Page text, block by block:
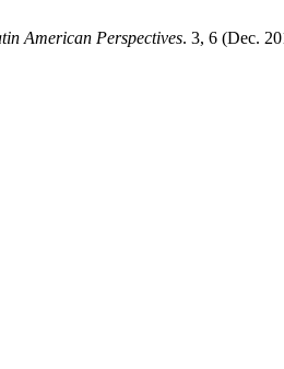
American Perspectives. 3, 6 (Dec.